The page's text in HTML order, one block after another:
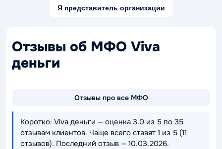
Я представитель организации
Отзывы об МФО Viva
деньги
Отзывы про все МФО
Коротко: Viva деньги — оценка 3.0 из 5 по 35
отзывам клиентов. Чаще всего ставят 1 из 5 (11
отзывов). Последний отзыв — 10.03.2026.